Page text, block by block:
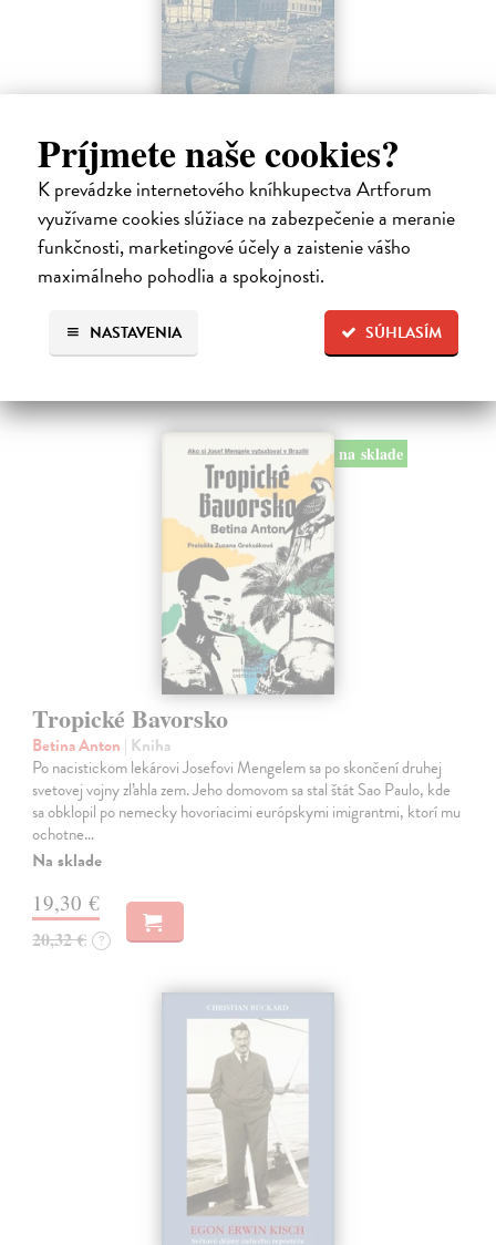
Príjmete naše cookies?
K prevádzke internetového kníhkupectva Artforum
využívame cookies slúžiace na zabezpečenie a meranie
funkčnosti, marketingové účely a zaistenie vášho
maximálneho pohodlia a spokojnosti.
SÚHLASÍM
NASTAVENIA
Táňa / Praha 3 / Žižkov
Zelbová Marie| Kniha
Nikdy jsme nebyli úplně standardní žižkovská rodina. Vítejte v
mámině bytě 4. kategorie, který byl všem otevřen dokořán.
12,92 €
na sklade
Tropické Bavorsko
Betina Anton | Kniha
Po nacistickom lekárovi Josefovi Mengelem sa po skončení druhej
svetovej vojny zľahla zem. Jeho domovom sa stal štát Sao Paulo, kde
sa obklopil po nemecky hovoriacimi európskymi imigrantmi, ktorí mu
ochotne…
Na sklade
19,30 €
20,32 € ?